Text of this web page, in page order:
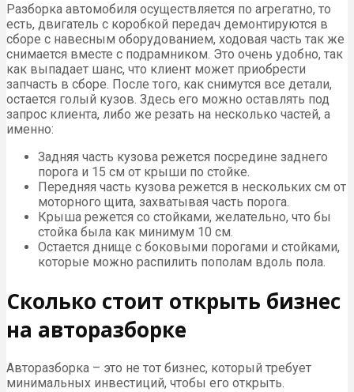
Разборка автомобиля осуществляется по агрегатно, то
есть, двигатель с коробкой передач демонтируются в
сборе с навесным оборудованием, ходовая часть так же
снимается вместе с подрамником. Это очень удобно, так
как выпадает шанс, что клиент может приобрести
запчасть в сборе. После того, как снимутся все детали,
остается голый кузов. Здесь его можно оставлять под
запрос клиента, либо же резать на несколько частей, а
именно:
Задняя часть кузова режется посредине заднего
порога и 15 см от крыши по стойке.
Передняя часть кузова режется в нескольких см от
моторного щита, захватывая часть порога.
Крыша режется со стойками, желательно, что бы
стойка была как минимум 10 см.
Остается днище с боковыми порогами и стойками,
которые можно распилить пополам вдоль пола.
Сколько стоит открыть бизнес
на авторазборке
Авторазборка – это не тот бизнес, который требует
минимальных инвестиций, чтобы его открыть.